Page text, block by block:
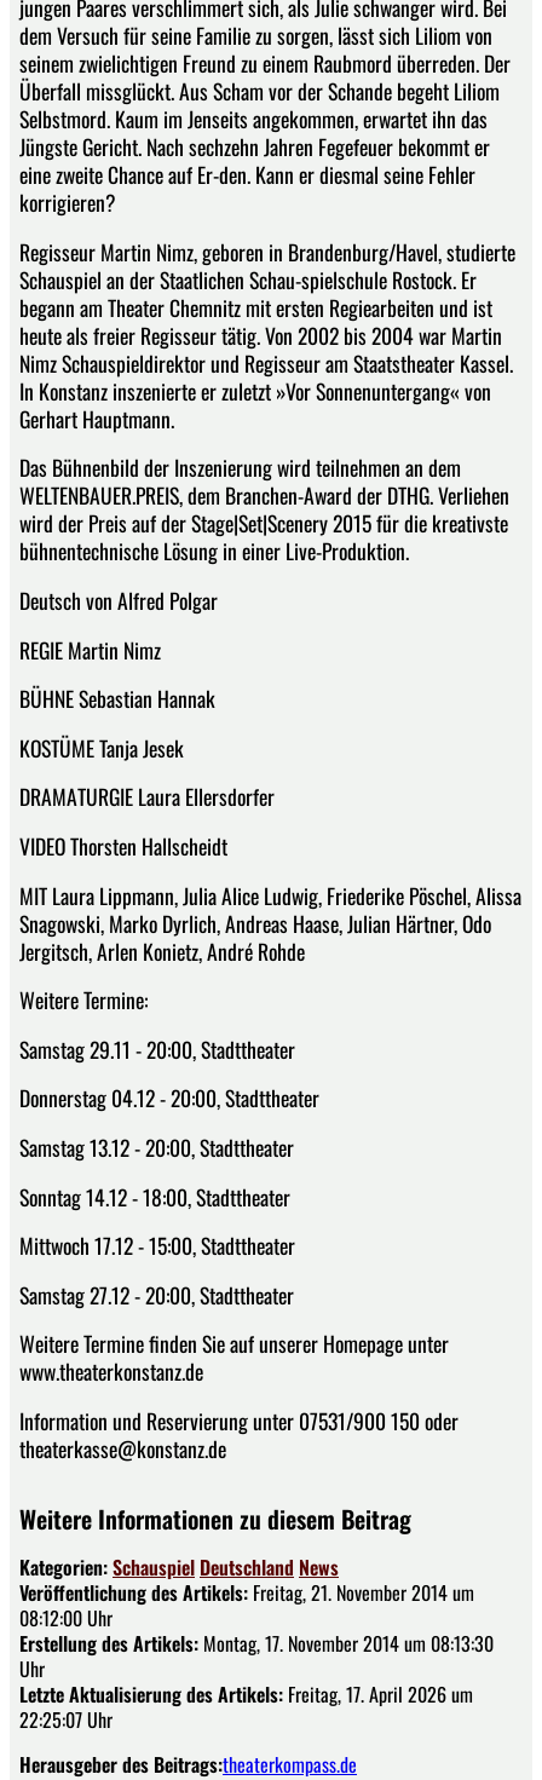
jungen Paares verschlimmert sich, als Julie schwanger wird. Bei
dem Versuch für seine Familie zu sorgen, lässt sich Liliom von
seinem zwielichtigen Freund zu einem Raubmord überreden. Der
Überfall missglückt. Aus Scham vor der Schande begeht Liliom
Selbstmord. Kaum im Jenseits angekommen, erwartet ihn das
Jüngste Gericht. Nach sechzehn Jahren Fegefeuer bekommt er
eine zweite Chance auf Er-den. Kann er diesmal seine Fehler
korrigieren?
Regisseur Martin Nimz, geboren in Brandenburg/Havel, studierte
Schauspiel an der Staatlichen Schau-spielschule Rostock. Er
begann am Theater Chemnitz mit ersten Regiearbeiten und ist
heute als freier Regisseur tätig. Von 2002 bis 2004 war Martin
Nimz Schauspieldirektor und Regisseur am Staatstheater Kassel.
In Konstanz inszenierte er zuletzt »Vor Sonnenuntergang« von
Gerhart Hauptmann.
Das Bühnenbild der Inszenierung wird teilnehmen an dem
WELTENBAUER.PREIS, dem Branchen-Award der DTHG. Verliehen
wird der Preis auf der Stage|Set|Scenery 2015 für die kreativste
bühnentechnische Lösung in einer Live-Produktion.
Deutsch von Alfred Polgar
REGIE Martin Nimz
BÜHNE Sebastian Hannak
KOSTÜME Tanja Jesek
DRAMATURGIE Laura Ellersdorfer
VIDEO Thorsten Hallscheidt
MIT Laura Lippmann, Julia Alice Ludwig, Friederike Pöschel, Alissa
Snagowski, Marko Dyrlich, Andreas Haase, Julian Härtner, Odo
Jergitsch, Arlen Konietz, André Rohde
Weitere Termine:
Samstag 29.11 - 20:00, Stadttheater
Donnerstag 04.12 - 20:00, Stadttheater
Samstag 13.12 - 20:00, Stadttheater
Sonntag 14.12 - 18:00, Stadttheater
Mittwoch 17.12 - 15:00, Stadttheater
Samstag 27.12 - 20:00, Stadttheater
Weitere Termine finden Sie auf unserer Homepage unter
www.theaterkonstanz.de
Information und Reservierung unter 07531/900 150 oder
theaterkasse@konstanz.de
Weitere Informationen zu diesem Beitrag
Kategorien:Schauspiel Deutschland News
Veröffentlichung des Artikels: Freitag, 21. November 2014 um
08:12:00 Uhr
Erstellung des Artikels: Montag, 17. November 2014 um 08:13:30
Uhr
Letzte Aktualisierung des Artikels: Freitag, 17. April 2026 um
22:25:07 Uhr
Herausgeber des Beitrags:theaterkompass.de